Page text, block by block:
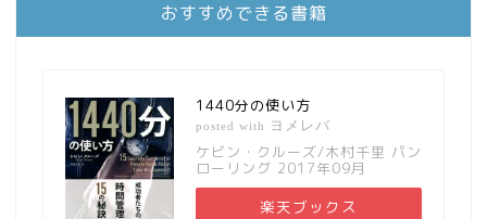
おすすめできる書籍
1440分の使い方
posted with ヨメレバ
ケビン・クルーズ/木村千里 パン
ローリング 2017年09月
楽天ブックス